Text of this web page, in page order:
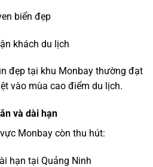
biển đẹp
khách du lịch
đẹp tại khu Monbay thường đạt
vào mùa cao điểm du lịch.
và dài hạn
Monbay còn thu hút:
hạn tại Quảng Ninh